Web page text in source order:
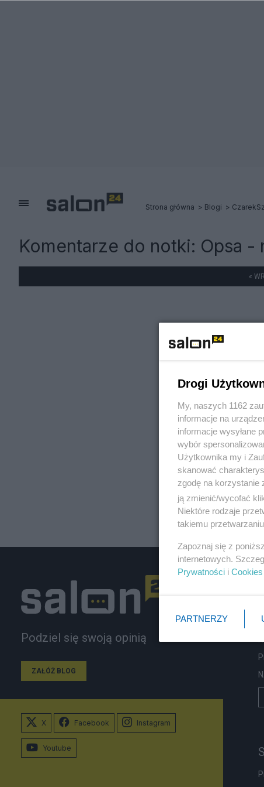
Strona główna Blogi CzarekSz
Komentarze do notki: Opsa -
«
Podziel się swoją opinią
ZAŁÓŻ BLOG
X Facebook Instagram
Youtube
Drogi
My, naszych 1162
informacje na
informacje wysyłane
wybór
Użytkownika my i
skanować
zgodę na korzystanie
ją zmienić/wycofać
Niektóre rodzaje
takiemu
Zapoznaj się z
internetowych.
Prywatności i Cookies
PARTNERZY